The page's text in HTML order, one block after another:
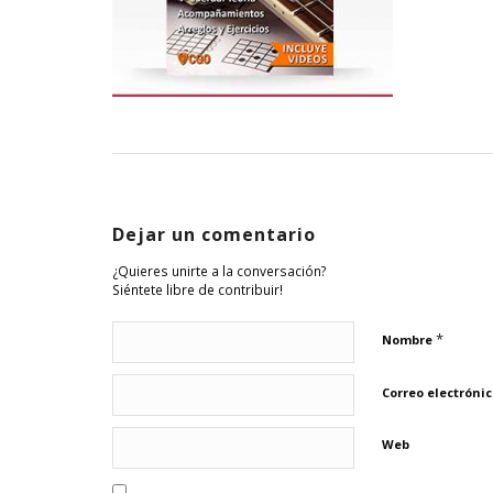
Dejar un comentario
¿Quieres unirte a la conversación?
Siéntete libre de contribuir!
Nombre *
Correo
Web